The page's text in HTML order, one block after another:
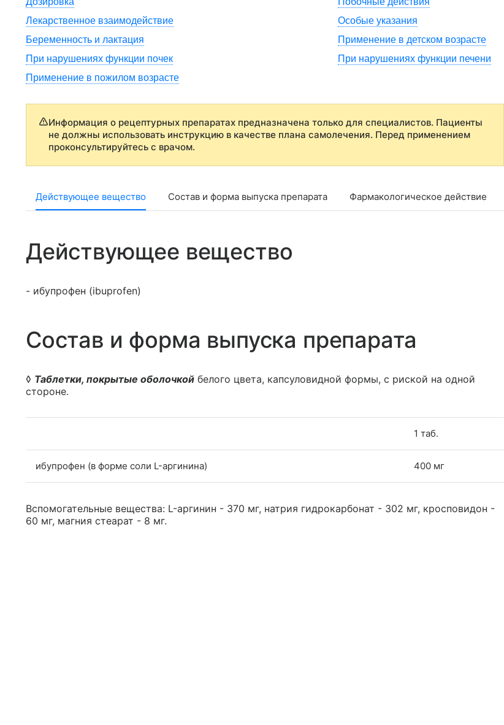
Лекарственное взаимодействие
Особые указания
Беременность и лактация
Применение в детском возрасте
При нарушениях функции почек
При нарушениях функции печени
Применение в пожилом возрасте
Информация о рецептурных препаратах предназначена только для специалистов. Пациенты
не должны использовать инструкцию в качестве плана самолечения. Перед применением
проконсультируйтесь с врачом.
Действующее вещество Состав и форма выпуска препарата Фармакологическое действие
Действующее вещество
- ибупрофен (ibuprofen)
Состав и форма выпуска препарата
◊ Таблетки, покрытые оболочкой белого цвета, капсуловидной формы, с риской на одной
стороне.
1 таб.
ибупрофен (в форме соли L-аргинина) 400 мг
Вспомогательные вещества: L-аргинин - 370 мг, натрия гидрокарбонат - 302 мг, кросповидон -
60 мг, магния стеарат - 8 мг.